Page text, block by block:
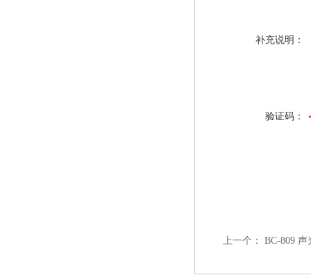
补充说明：
验证码：
上一个： BC-809